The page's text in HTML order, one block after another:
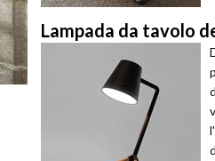
Lampada da tavolo